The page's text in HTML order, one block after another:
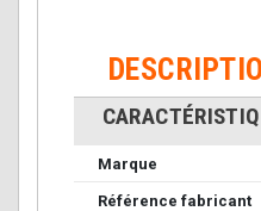
Marque
Référence fabricant